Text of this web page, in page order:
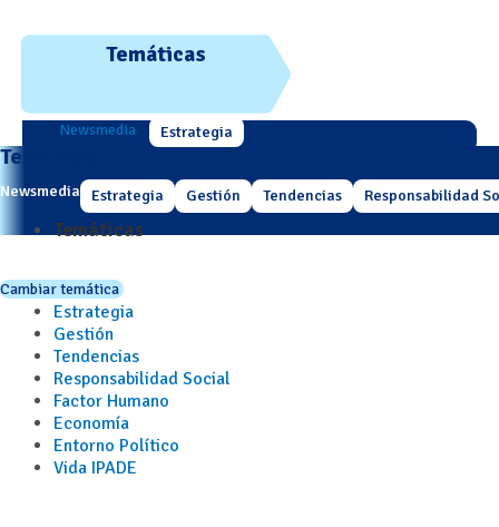
Temáticas
Newsmedia Estrategia
Temáticas
Newsmedia Estrategia Gestión Tendencias Responsabilidad
Temáticas
Cambiar temática
Estrategia
Gestión
Tendencias
Responsabilidad Social
Factor Humano
Economía
Entorno Político
Vida IPADE